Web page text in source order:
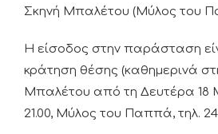
Σκηνή Μπαλέτου (Μύλος του
Η είσοδος στην παράσταση
κράτηση θέσης (καθημερινά
Μπαλέτου από τη Δευτέρα 18
21.00, Μύλος του Παππά, τηλ.